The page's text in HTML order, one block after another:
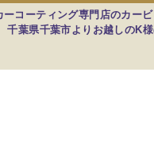
ーコーティング専門店のカー
千葉県千葉市よりお越しのK